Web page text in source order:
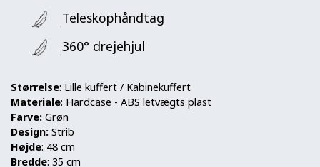
Teleskophåndtag
360° drejehjul
Størrelse: Lille kuffert / Kabinekuffert
Materiale: Hardcase - ABS letvægts plast
Farve: Grøn
Design: Strib
Højde: 48 cm
Bredde: 35 cm